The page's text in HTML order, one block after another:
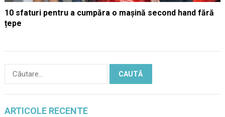
10 sfaturi pentru a cumpăra o mașină second hand fără
țepe
Caută
ARTICOLE RECENTE